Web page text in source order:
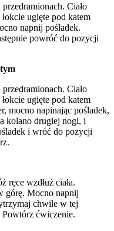
Ciało
ugięte pod katem
napnij pośladek.
powróć do pozycji
Ciało
ugięte pod katem
mocno napinając pośladek,
kolano drugiej nogi, i
i wróć do pozycji
ręce wzdłuż ciała.
górę. Mocno napnij
chwile w tej
ćwiczenie.